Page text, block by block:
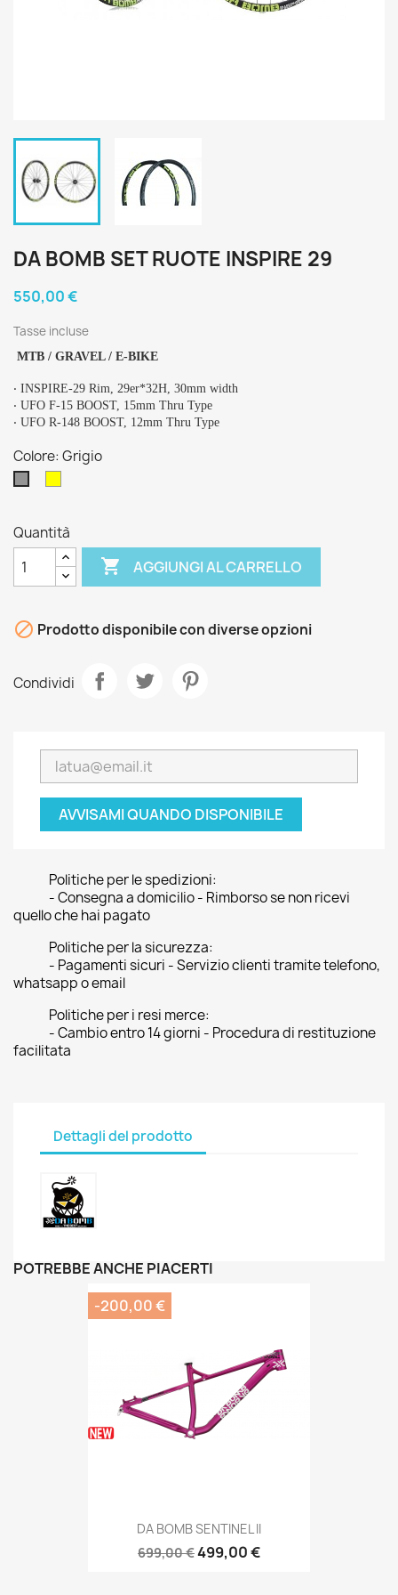
DA BOMB SET RUOTE INSPIRE 29
550,00 €
Tasse incluse
MTB / GRAVEL / E-BIKE
‧ INSPIRE-29 Rim, 29er*32H, 30mm width
‧ UFO F-15 BOOST, 15mm Thru Type
‧ UFO R-148 BOOST, 12mm Thru Type
Colore: Grigio
Quantità
 AGGIUNGI AL CARRELLO
 Prodotto disponibile con diverse opzioni
Condividi
AVVISAMI QUANDO DISPONIBILE
Politiche per le spedizioni:
- Consegna a domicilio - Rimborso se non ricevi
quello che hai pagato
Politiche per la sicurezza:
- Pagamenti sicuri - Servizio clienti tramite telefono,
whatsapp o email
Politiche per i resi merce:
- Cambio entro 14 giorni - Procedura di restituzione
facilitata
Dettagli del prodotto
POTREBBE ANCHE PIACERTI
DA BOMB SENTINEL II
699,00 €499,00 €
-200,00 €